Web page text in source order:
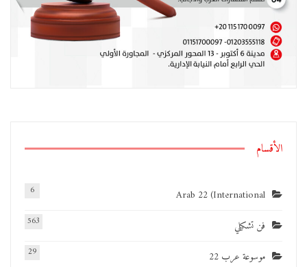
الأقسام
Arab 22 (International
6
فن تشكيلي 563
موسوعة عرب 22 29